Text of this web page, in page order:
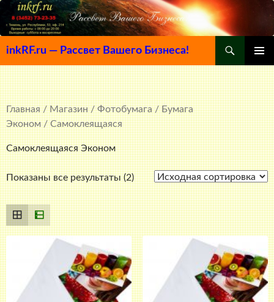
inkRF.ru — Рассвет Вашего Бизнеса!
МЕНЮ
К
СОДЕРЖИМОМУ
Главная/Магазин/Фотобумага/Бумага
Эконом/ Самоклеящаяся
Самоклеящаяся Эконом
Показаны все результаты (2)